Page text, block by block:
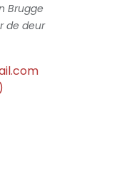
Brugge
deur